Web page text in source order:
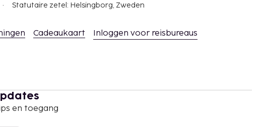
Statutaire zetel: Helsingborg, Zweden
Cadeaukaart Inloggen voor reisbureaus
en toegang